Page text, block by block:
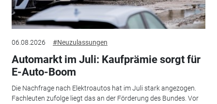
06.08.2026 #Neuzulassungen
Automarkt im Juli: Kaufprämie sorgt für
E-Auto-Boom
Die Nachfrage nach Elektroautos hat im Juli stark angezogen.
Fachleuten zufolge liegt das an der Förderung des Bundes. Vor